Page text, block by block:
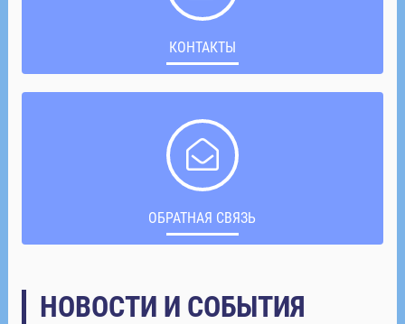
КОНТАКТЫ
ОБРАТНАЯ СВЯЗЬ
НОВОСТИ И СОБЫТИЯ